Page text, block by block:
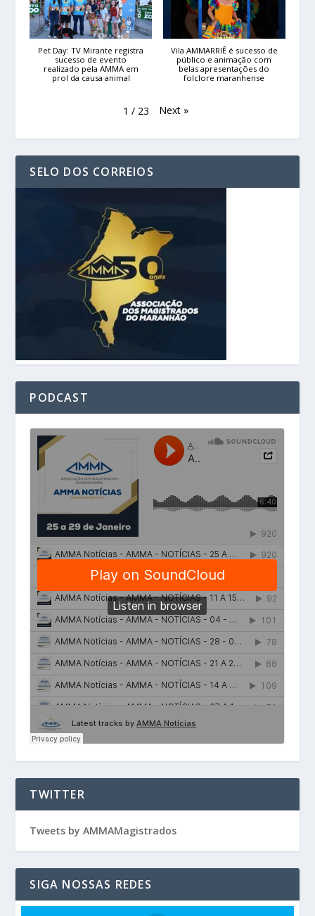
Pet Day: TV Mirante registra
sucesso de evento
realizado pela AMMA em
prol da causa animal
Vila AMMARRIÊ é sucesso de
público e animação com
belas apresentações do
folclore maranhense
1 / 23 Next »
SELO DOS CORREIOS
PODCAST
TWITTER
Tweets by AMMAMagistrados
SIGA NOSSAS REDES